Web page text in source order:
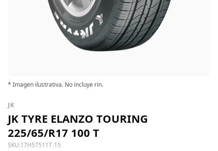
* Imagen ilustrativa. No incluye rin.
JK
JK TYRE ELANZO TOURING
225/65/R17 100 T
SKU:17H57511T-15